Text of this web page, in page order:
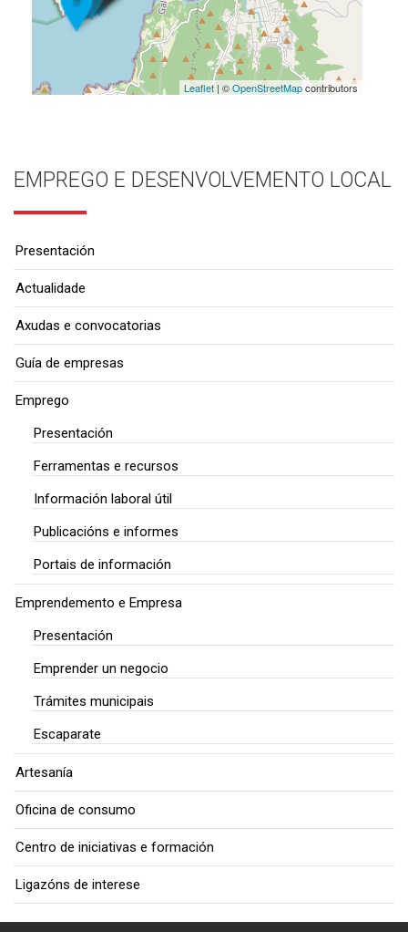
Leaflet| ©OpenStreetMapcontributors
EMPREGO E DESENVOLVEMENTO LOCAL
Presentación
Actualidade
Axudas e convocatorias
Guía de empresas
Emprego
Presentación
Ferramentas e recursos
Información laboral útil
Publicacións e informes
Portais de información
Emprendemento e Empresa
Presentación
Emprender un negocio
Trámites municipais
Escaparate
Artesanía
Oficina de consumo
Centro de iniciativas e formación
Ligazóns de interese